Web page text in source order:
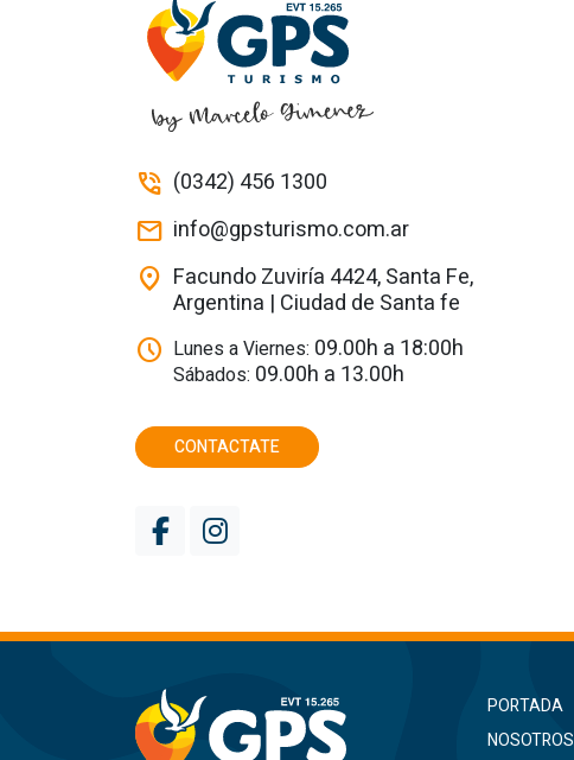
phone_in_talk (0342) 456 1300
mail info@gpsturismo.com.ar
location_on Facundo Zuviría 4424, Santa Fe,
Argentina | Ciudad de Santa fe
schedule Lunes a Viernes: 09.00h a 18:00h
Sábados: 09.00h a 13.00h
CONTACTATE
PORTADA
NOSOTROS